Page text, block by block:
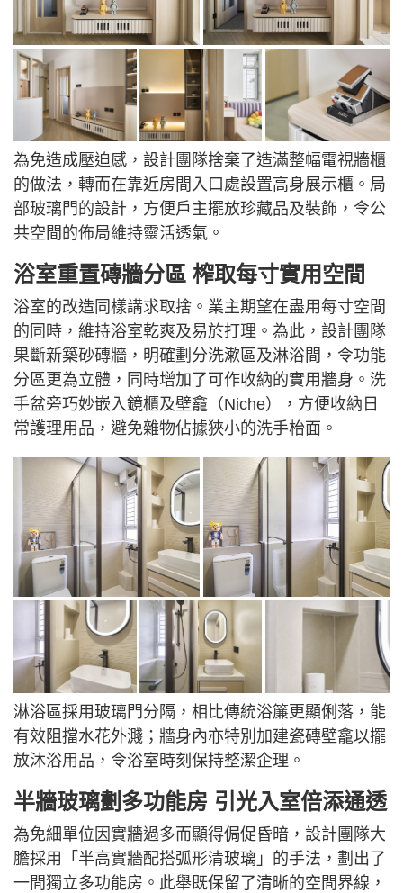
為免造成壓迫感，設計團隊捨棄了造滿整幅電視牆櫃
的做法，轉而在靠近房間入口處設置高身展示櫃。局
部玻璃門的設計，方便戶主擺放珍藏品及裝飾，令公
共空間的佈局維持靈活透氣。
浴室重置磚牆分區 榨取每寸實用空間
浴室的改造同樣講求取捨。業主期望在盡用每寸空間
的同時，維持浴室乾爽及易於打理。為此，設計團隊
果斷新築砂磚牆，明確劃分洗漱區及淋浴間，令功能
分區更為立體，同時增加了可作收納的實用牆身。洗
手盆旁巧妙嵌入鏡櫃及壁龕（Niche），方便收納日
常護理用品，避免雜物佔據狹小的洗手枱面。
淋浴區採用玻璃門分隔，相比傳統浴簾更顯俐落，能
有效阻擋水花外濺；牆身內亦特別加建瓷磚壁龕以擺
放沐浴用品，令浴室時刻保持整潔企理。
半牆玻璃劃多功能房 引光入室倍添通透
為免細單位因實牆過多而顯得侷促昏暗，設計團隊大
膽採用「半高實牆配搭弧形清玻璃」的手法，劃出了
一間獨立多功能房。此舉既保留了清晰的空間界線，